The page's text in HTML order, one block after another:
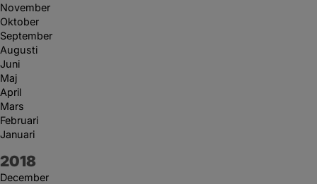
November
Oktober
September
Augusti
Juni
Maj
April
Mars
Februari
Januari
År:
2018
December